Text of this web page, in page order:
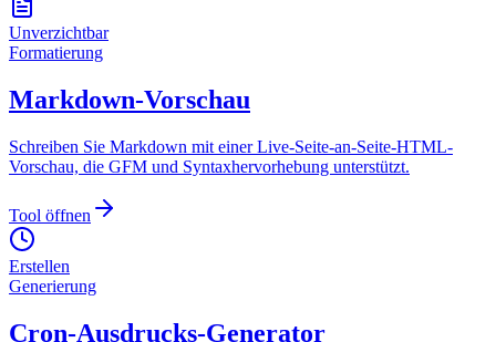
Unverzichtbar
Formatierung
Markdown-Vorschau
Schreiben Sie Markdown mit einer Live-Seite-an-Seite-HTML-
Vorschau, die GFM und Syntaxhervorhebung unterstützt.
Tool öffnen
Erstellen
Generierung
Cron-Ausdrucks-Generator